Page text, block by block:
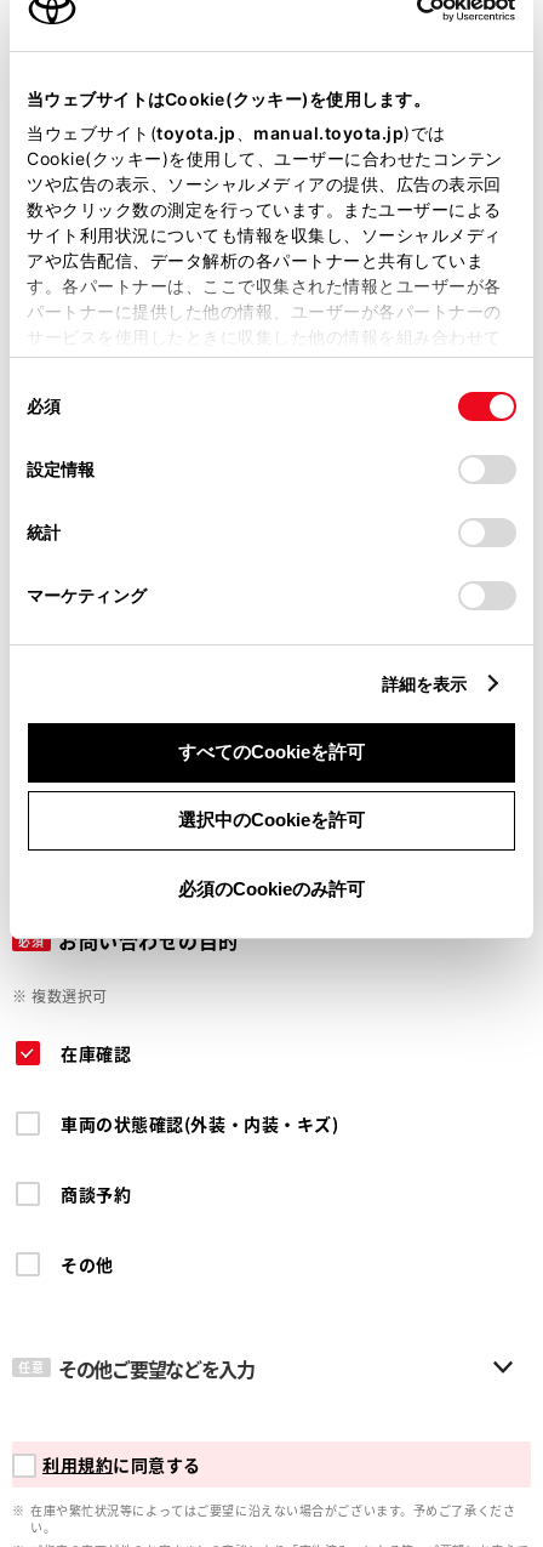
当ウェブサイトはCookie(クッキー)を使用します。
当ウェブサイト(toyota.jp manual.toyota.jp)では
Cookie(クッキー)を使用して、ユーザーに合わせたコンテン
ツや広告の表示、ソーシャルメディアの提供、広告の表示回
数やクリック数の測定を行っています。またユーザーによる
サイト利用状況についても情報を収集し、ソーシャルメディ
アや広告配信、データ解析の各パートナーと共有していま
す。各パートナーは、ここで収集された情報とユーザーが各
パートナーに提供した他の情報、ユーザーが各パートナーの
サービスを使用したときに収集した他の情報を組み合わせて
使用することがあります。当ウェブサイトの使用を続行する
デバイスにすべてのCookie(クッキー)が保存されることに同
意したことになります。Cookie(クッキー)のオプトアウト、
設定の変更、同意を撤回したりするにあたっては、当社の
「Cookie（クッキー）情報の取り扱いについて
」をご覧くだ
必須
設定情報
統計
マーケティング
詳細を表示
すべてのCookieを許可
選択中のCookieを許可
必須のCookieのみ許可
市区町村名
必須 丁目番地
建物名
必須 ご希望の連絡方法
Eメール
メールアドレス
必須 お問い合わせの目的
※ 複数選択可
在庫確認
車両の状態確認(外装・内装・キズ)
商談予約
その他
任意 その他ご要望などを入力
利用規約に同意する
在庫や繁忙状況等によってはご要望に沿えない場合がございます。予めご了承くださ
い。